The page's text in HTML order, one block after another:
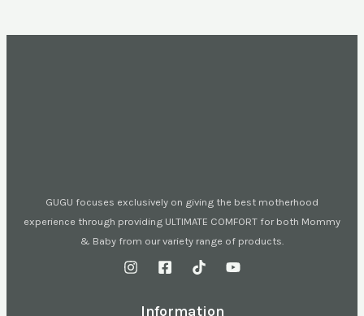
GUGU focuses exclusively on giving the best motherhood
experience through providing ULTIMATE COMFORT for both Mommy
& Baby from our variety range of products.
Information